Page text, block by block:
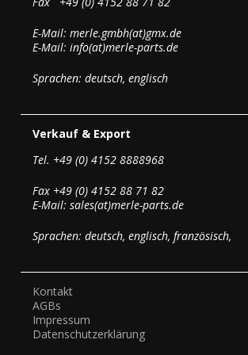
E-Mail: merle.gmbh(at)gmx.de
E-Mail: info(at)merle-parts.de
Sprachen: deutsch, englisch
Verkauf & Export
Tel. +49 (0) 4152 8888968
Fax +49 (0) 4152 88 71 82
E-Mail: sales(at)merle-parts.de
Sprachen: deutsch, englisch, französisch,
Kontakt
AGBs
Impressum
Datenschutzerklärung